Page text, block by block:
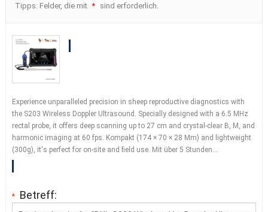
Tipps: Felder, die mit * sind erforderlich.
Experience unparalleled precision in sheep reproductive diagnostics with
the S203 Wireless Doppler Ultrasound . Specially designed with a 6.5 MHz
rectal probe, it offers deep scanning up to27 cm and crystal-clear B, M, and
harmonic imaging at 60 fps. Kompakt (174 × 70 × 28 Mm) and lightweight
(300g), it's perfect for on-site and field use. Mit über 5 Stunden…
* Betreff: